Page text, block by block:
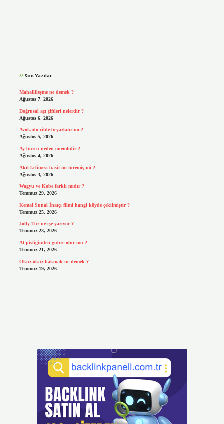
Son Yazılar
Mahallileşme ne demek ?
Ağustos 7, 2026
Doğrusal açı çiftleri nelerdir ?
Ağustos 6, 2026
Avokado cilde beyazlatır mı ?
Ağustos 5, 2026
Ay burcu neden önemlidir ?
Ağustos 4, 2026
Akıl kelimesi basit mi türemiş mi ?
Ağustos 3, 2026
Wagyu ve Kobe farklı mıdır ?
Temmuz 29, 2026
Kemal Sunal İnatçı filmi hangi köyde çekilmiştir ?
Temmuz 25, 2026
Jolly Tur ne işe yarıyor ?
Temmuz 23, 2026
At pisliğinden gübre olur mu ?
Temmuz 21, 2026
Öküz öküz bakmak ne demek ?
Temmuz 19, 2026